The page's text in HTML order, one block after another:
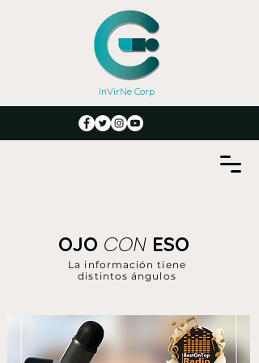
InVirNe Corp
La información tiene
distintos ángulos
OJO CON ESO